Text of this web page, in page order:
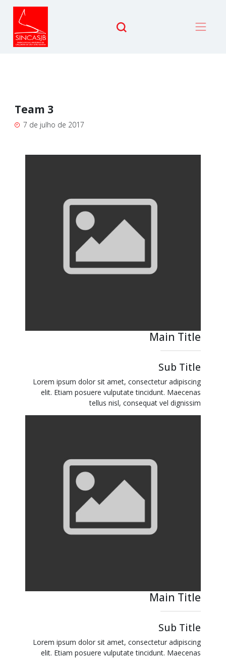
Team 3
7 de julho de 2017
Main Title
Sub Title
Lorem ipsum dolor sit amet, consectetur adipiscing
elit. Etiam posuere vulputate tincidunt. Maecenas
tellus nisl, consequat vel dignissim
Main Title
Sub Title
Lorem ipsum dolor sit amet, consectetur adipiscing
elit. Etiam posuere vulputate tincidunt. Maecenas